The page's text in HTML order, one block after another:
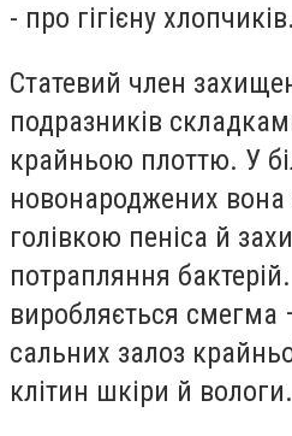
- про гігієну хлопчиків.
Статевий член
подразників
крайньою плоттю. У
новонароджених вона
голівкою пеніса й
потрапляння
виробляється смегма
сальних залоз
клітин шкіри й вологи.